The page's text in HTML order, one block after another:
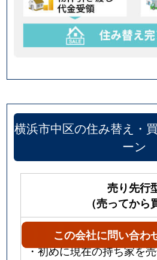
横浜市中区の住み替え・
ーン
売り先行
（売ってから
メリット
・初めに現在の持ち家を
この会社に問い合わ